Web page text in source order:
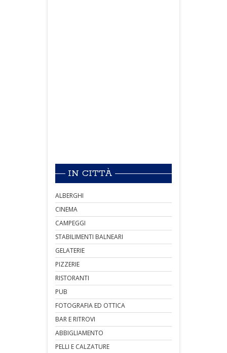
IN CITTÀ
ALBERGHI
CINEMA
CAMPEGGI
STABILIMENTI BALNEARI
GELATERIE
PIZZERIE
RISTORANTI
PUB
FOTOGRAFIA ED OTTICA
BAR E RITROVI
ABBIGLIAMENTO
PELLI E CALZATURE